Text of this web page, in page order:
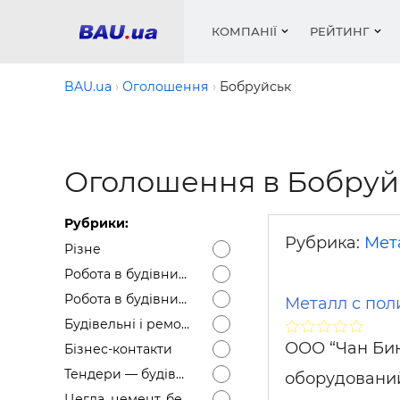
КОМПАНІЇ РЕЙТИНГ
Медіа
Вікна і
Сипучі
цемент
BAU.ua Оголошення Бобруйськ
Оголошення в
Рубрики:
Різне
Робота в будівництві — Вакансії
Робота в будівництві — Резюме
Будівельні і ремонтні послуги
Бізнес-контакти
Тендери — будівельні
Рубрика:
Металл с
ООО “Чан